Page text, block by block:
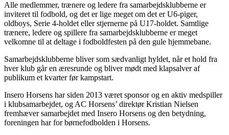
Alle medlemmer, trænere og ledere fra samarbejdsklubberne er
inviteret til fodbold, og det er lige meget om det er U6-piger,
oldboys, Serie 4-holdet eller stjernerne på U17-holdet. Samtlige
trænere, ledere og spillere fra samarbejdsklubberne er meget
velkomne til at deltage i fodboldfesten på den gule hjemmebane.
Samarbejdsklubberne bliver som sædvanligt hyldet, når et hold fra
hver klub går en æresrunde og bliver mødt med klapsalver af
publikum et kvarter før kampstart.
Insero Horsens har siden 2013 været sponsor og en aktiv medspiller
i klubsamarbejdet, og AC Horsens’ direktør Kristian Nielsen
fremhæver samarbejdet med Insero Horsens og den betydning,
foreningen har for børnefodbolden i Horsens.